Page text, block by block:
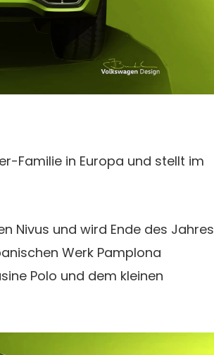
Familie in Europa und stellt im
Nivus und wird Ende des Jahres
Werk Pamplona
Polo und dem kleinen